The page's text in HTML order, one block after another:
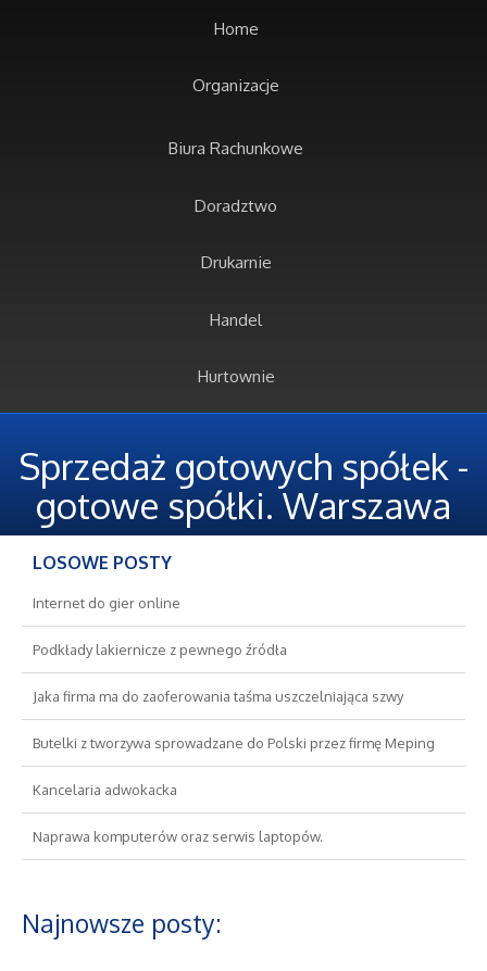
Home
Organizacje
Biura Rachunkowe
Doradztwo
Drukarnie
Handel
Hurtownie
Oferty Pracy
Banki, Przelewy, Waluty, Kantory
Wykończenia
Remonty, Elektryk, Hydraulik
Sprzedaż gotowych spółek -
gotowe spółki. Warszawa
LOSOWE POSTY
Internet do gier online
Podkłady lakiernicze z pewnego źródła
Jaka firma ma do zaoferowania taśma uszczelniająca szwy
Butelki z tworzywa sprowadzane do Polski przez firmę Meping
Kancelaria adwokacka
Naprawa komputerów oraz serwis laptopów.
Najnowsze posty: